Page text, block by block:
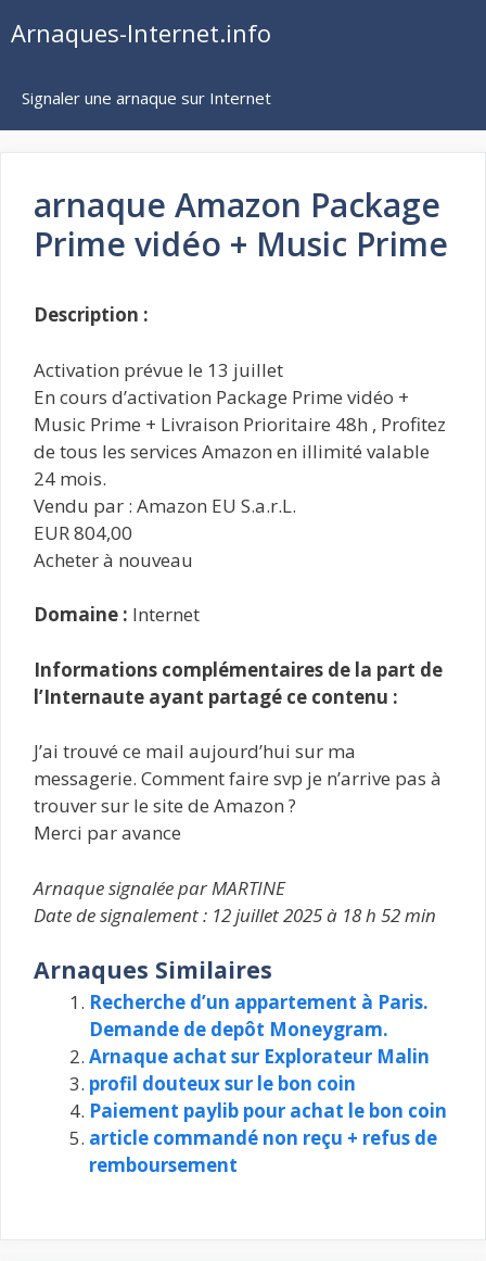
auArnaques-Internet.info
Signaler une arnaque sur Internet
arnaque Amazon Package
Prime vidéo + Music Prime
Description :
Activation prévue le 13 juillet
En cours d’activation Package Prime vidéo +
Music Prime + Livraison Prioritaire 48h , Profitez
de tous les services Amazon en illimité valable
24 mois.
Vendu par : Amazon EU S.a.r.L.
EUR 804,00
Acheter à nouveau
Domaine : Internet
Informations complémentaires de la part de
l’Internaute ayant partagé ce contenu :
J’ai trouvé ce mail aujourd’hui sur ma
messagerie. Comment faire svp je n’arrive pas à
trouver sur le site de Amazon ?
Merci par avance
Arnaque signalée par MARTINE
Date de signalement : 12 juillet 2025 à 18 h 52 min
Arnaques Similaires
Recherche d’un appartement à Paris.
Demande de depôt Moneygram.
Arnaque achat sur Explorateur Malin
profil douteux sur le bon coin
Paiement paylib pour achat le bon coin
article commandé non reçu + refus de
remboursement